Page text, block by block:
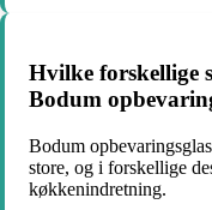
Hvilke forskellige
Bodum
Bodum
store, og i forskellige
køkkenindretning.